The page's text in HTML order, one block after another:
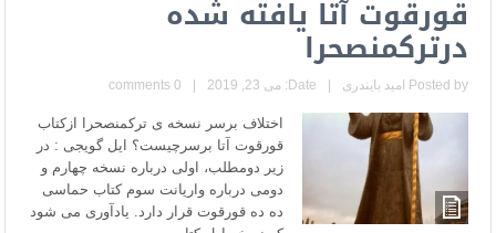
قورقوت آتا یافته شده
درترکمنصحرا
Posted by امید بایندری Date: می 23, 2019 0 comments
اختلاف برسر نسخه ی ترکمنصحرا ازکتاب
قورقوت آتا برسرچیست؟ ایل گویجی : در
زیر دومطلب، اولی درباره نسخه چهارم و
دومی درباره واریانت سوم کتاب حماسی
ده ده قورقوت قرار دارد. یادآوری می شود